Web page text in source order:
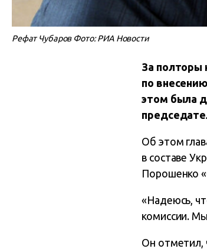
Рефат Чубаров Фото: РИА Новости
За полторы
по
этом была
Об этом
в составе
Порошенко
«Надеюсь,
комиссии.
Он отметил,